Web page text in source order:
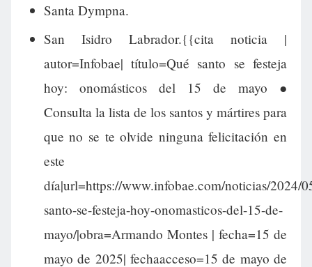
Santa Dympna.
San Isidro Labrador.{{cita noticia |
autor=Infobae| título=Qué santo se festeja
hoy: onomásticos del 15 de mayo ●
Consulta la lista de los santos y mártires para
que no se te olvide ninguna felicitación en
este
día|url=https://www.infobae.com/noticias/2024/
santo-se-festeja-hoy-onomasticos-del-15-de-
mayo/|obra=Armando Montes | fecha=15 de
mayo de 2025| fechaacceso=15 de mayo de